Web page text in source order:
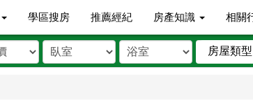
學區搜房 推薦經紀 房產知識 相關
房屋類型